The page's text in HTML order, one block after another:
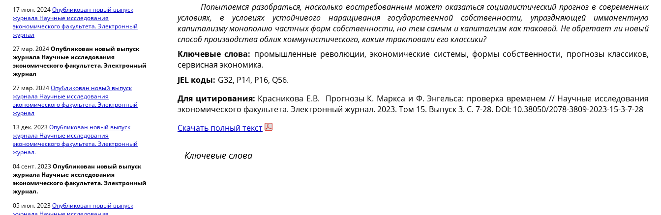
17 июн. 2024Опубликован новый выпуск
журнала Научные исследования
экономического факультета. Электронный
журнал
27 мар. 2024Опубликован новый выпуск
журнала Научные исследования
экономического факультета. Электронный
журнал
27 мар. 2024Опубликован новый выпуск
журнала Научные исследования
экономического факультета. Электронный
журнал
13 дек. 2023Опубликован новый выпуск
журнала Научные исследования
экономического факультета. Электронный
журнал.
04 сент. 2023Опубликован новый выпуск
журнала Научные исследования
экономического факультета. Электронный
журнал.
05 июн. 2023Опубликован новый выпуск
Попытаемся разобраться, насколько востребованным может оказаться социалистический прогноз в современных
условиях, в условиях устойчивого наращивания государственной собственности, упраздняющей имманентную
капитализму монополию частных форм собственности, но тем самым и капитализм как таковой. Не обретает ли новый
способ производства облик коммунистического, каким трактовали его классики?
Ключевые слова: промышленные революции, экономические системы, формы собственности, прогнозы классиков,
сервисная экономика.
JEL коды: G32, P14, P16, Q56.
Для цитирования: Красникова Е.В. Прогнозы К. Маркса и Ф. Энгельса: проверка временем // Научные исследования
экономического факультета. Электронный журнал. 2023. Том 15. Выпуск 3. С. 7-28. DOI: 10.38050/2078-3809-2023-15-3-7-28
Скачать полный текст
Ключевые слова